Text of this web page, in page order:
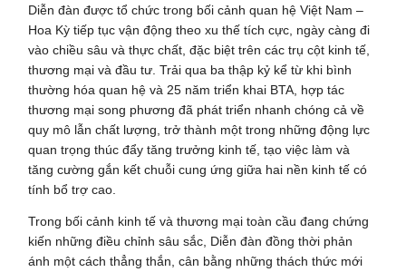
Diễn đàn được tổ chức trong bối cảnh quan hệ Việt Nam –
Hoa Kỳ tiếp tục vận động theo xu thế tích cực, ngày càng đi
vào chiều sâu và thực chất, đặc biệt trên các trụ cột kinh tế,
thương mại và đầu tư. Trải qua ba thập kỷ kể từ khi bình
thường hóa quan hệ và 25 năm triển khai BTA, hợp tác
thương mại song phương đã phát triển nhanh chóng cả về
quy mô lẫn chất lượng, trở thành một trong những động lực
quan trọng thúc đẩy tăng trưởng kinh tế, tạo việc làm và
tăng cường gắn kết chuỗi cung ứng giữa hai nền kinh tế có
tính bổ trợ cao.
Trong bối cảnh kinh tế và thương mại toàn cầu đang chứng
kiến những điều chỉnh sâu sắc, Diễn đàn đồng thời phản
ánh một cách thẳng thắn, cân bằng những thách thức mới